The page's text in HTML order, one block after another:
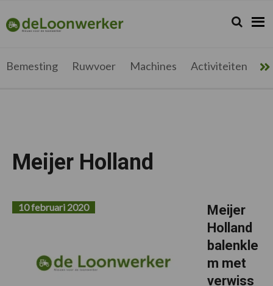
de
hoofdnavigatie
de
hoofd
de
eerste
de
voettekst
deloonwerker.be Zoeken...
Zoek
Bemesting Ruwvoer Machines Activiteiten
Meijer Holland
Meijer
Holland
balenkle
m met
verwiss
10 februari 2020